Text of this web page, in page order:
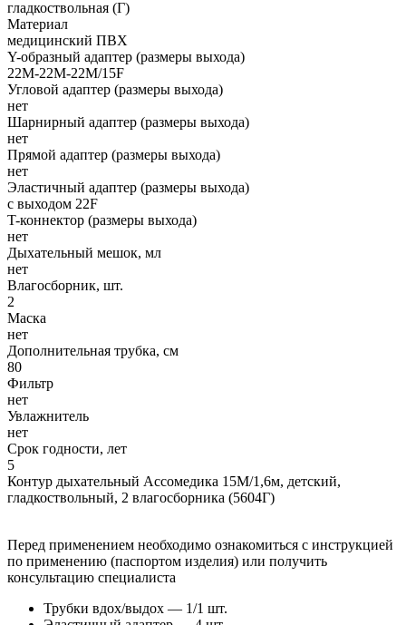
гладкоствольная (Г)
Материал
медицинский ПВХ
Y-образный адаптер (размеры выхода)
22M-22M-22M/15F
Угловой адаптер (размеры выхода)
нет
Шарнирный адаптер (размеры выхода)
нет
Прямой адаптер (размеры выхода)
нет
Эластичный адаптер (размеры выхода)
с выходом 22F
T-коннектор (размеры выхода)
нет
Дыхательный мешок, мл
нет
Влагосборник, шт.
2
Маска
нет
Дополнительная трубка, см
80
Фильтр
нет
Увлажнитель
нет
Срок годности, лет
5
Контур дыхательный Ассомедика 15М/1,6м, детский,
гладкоствольный, 2 влагосборника (5604Г)
Перед применением необходимо ознакомиться с инструкцией
по применению (паспортом изделия) или получить
консультацию специалиста
Трубки вдох/выдох — 1/1 шт.